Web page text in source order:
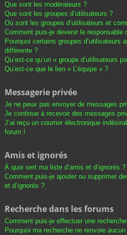
Que sont les modérateurs ?
Que sont les groupes d’utilisateurs ?
Où sont les groupes d’utilisateurs et
Comment puis-je devenir le responsable
Pourquoi certains groupes d’utilisateurs
différente ?
Qu’est-ce qu’un « groupe d’utilisateurs
Qu’est-ce que le lien « L’équipe » ?
Messagerie privée
Je ne peux pas envoyer de messages
Je continue à recevoir des messages
J’ai reçu un courrier électronique
forum !
Amis et ignorés
À quoi sert ma liste d’amis et d’ignorés ?
Comment puis-je ajouter ou supprimer
et d’ignorés ?
Recherche dans les forums
Comment puis-je effectuer une
Pourquoi ma recherche ne renvoie